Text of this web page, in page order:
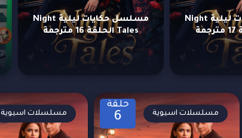
مسلسل حكايات ليلية Night
مسلسل حكايات ليلية Night
Tales الحلقة 16 مترجمة
حلقة
6 مسلسلات اسيوية مسلسلات اسيوية